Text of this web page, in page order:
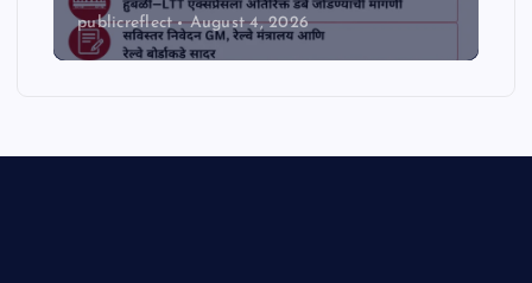
publicreflect August 4, 2026